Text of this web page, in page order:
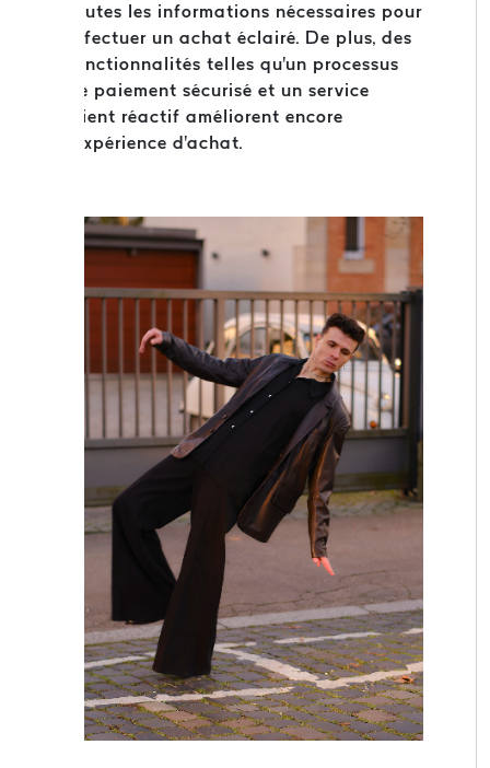
toutes les informations nécessaires pour
effectuer un achat éclairé. De plus, des
fonctionnalités telles qu'un processus
de paiement sécurisé et un service
client réactif améliorent encore
l'expérience d'achat.